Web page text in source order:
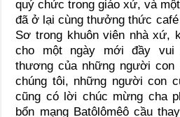
quý chức trong giáo xứ, và
đã ở lại cùng thưởng thức
Sơ trong khuôn viên nhà xứ,
cho một ngày mới đầy
thương của những người con
chúng tôi, những người con
cũng có lời chúc mừng cha
bổn mạng Batôlômêô cầu